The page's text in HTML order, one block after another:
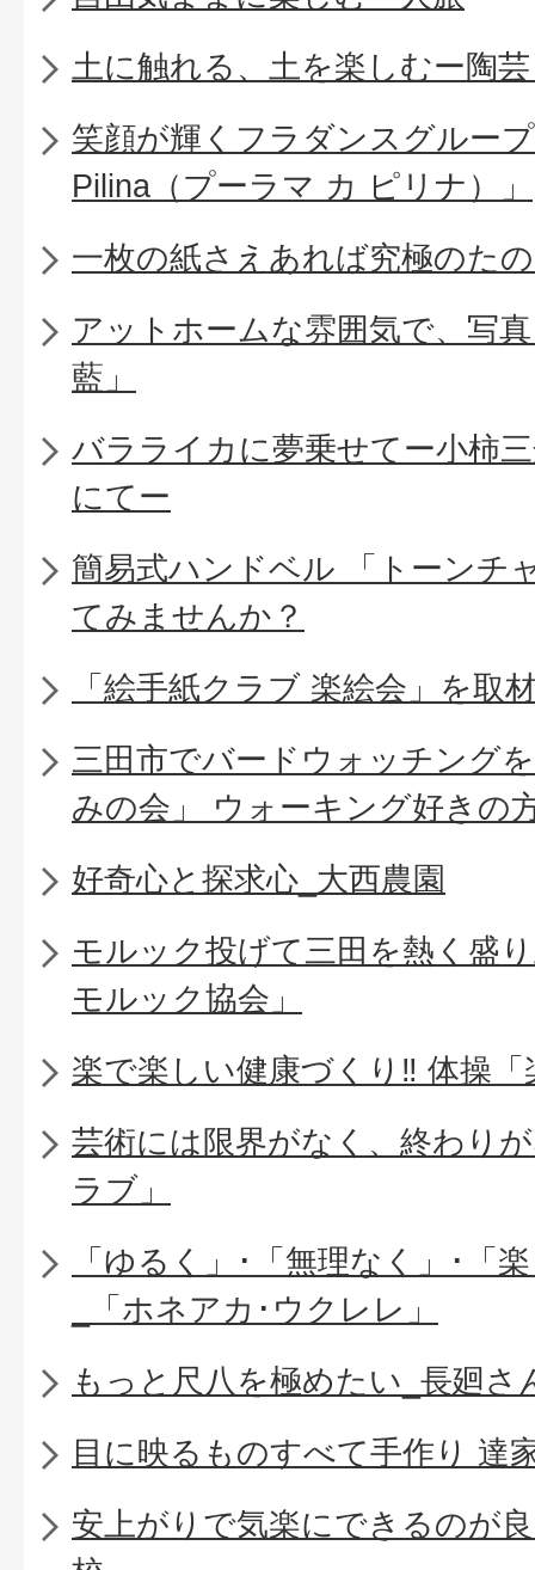
土に触れる、土を楽しむー陶
笑顔が輝くフラダンスグルー
Pilina（プーラマ カ ピリナ）」
一枚の紙さえあれば究極のた
アットホームな雰囲気で、写
藍」
バラライカに夢乗せてー小柿
にてー
簡易式ハンドベル 「トーンチ
てみませんか？
「絵手紙クラブ 楽絵会」を取
三田市でバードウォッチング
みの会」 ウォーキング好きの
好奇心と探求心_大西農園
モルック投げて三田を熱く盛
モルック協会」
楽で楽しい健康づくり‼ 体操
芸術には限界がなく、終わり
ラブ」
「ゆるく」･「無理なく」･「
_「ホネアカ･ウクレレ」
もっと尺八を極めたい_長廻さ
目に映るものすべて手作り 達
安上がりで気楽にできるのが